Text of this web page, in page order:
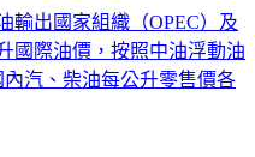
輸出國家組織（OPEC）及
國際油價，按照中油浮動油
汽、柴油每公升零售價各